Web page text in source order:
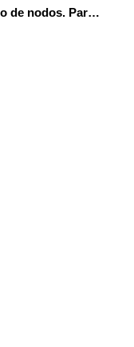
1.6. Creación y borrado de nodos. Parte 1.